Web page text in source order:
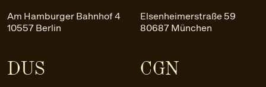
Am Hamburger Bahnhof 4
10557 Berlin
Elsenheimerstraße 59
80687 München
DUS CGN